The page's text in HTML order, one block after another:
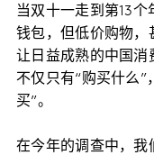
当双十一走到第13
钱包，但低价购物，
让日益成熟的中国消
不仅只有“购买什么”
买”。
在今年的调查中，我